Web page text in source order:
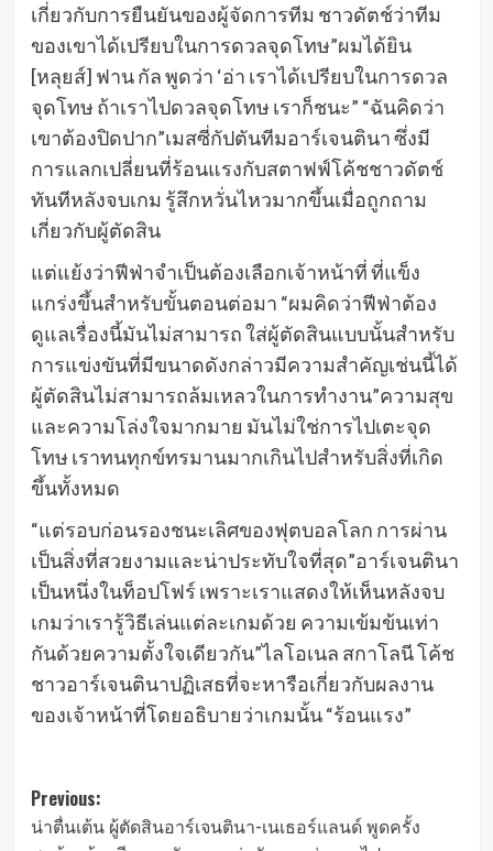
เกี่ยวกับการยืนยันของผู้จัดการทีม ชาวดัตช์ว่าทีม
ของเขาได้เปรียบในการดวลจุดโทษ”ผมได้ยิน
[หลุยส์] ฟาน กัล พูดว่า ‘อ่า เราได้เปรียบในการดวล
จุดโทษ ถ้าเราไปดวลจุดโทษ เราก็ชนะ” “ฉันคิดว่า
เขาต้องปิดปาก”เมสซี่กัปตันทีมอาร์เจนตินา ซึ่งมี
การแลกเปลี่ยนที่ร้อนแรงกับสตาฟฟ์โค้ชชาวดัตช์
ทันทีหลังจบเกม รู้สึกหวั่นไหวมากขึ้นเมื่อถูกถาม
เกี่ยวกับผู้ตัดสิน
แต่แย้งว่าฟีฟ่าจําเป็นต้องเลือกเจ้าหน้าที่ ที่แข็ง
แกร่งขึ้นสําหรับขั้นตอนต่อมา “ผมคิดว่าฟีฟ่าต้อง
ดูแลเรื่องนี้มันไม่สามารถ ใส่ผู้ตัดสินแบบนั้นสําหรับ
การแข่งขันที่มีขนาดดังกล่าวมีความสําคัญเช่นนี้ได้
ผู้ตัดสินไม่สามารถล้มเหลวในการทํางาน”ความสุข
และความโล่งใจมากมาย มันไม่ใช่การไปเตะจุด
โทษ เราทนทุกข์ทรมานมากเกินไปสําหรับสิ่งที่เกิด
ขึ้นทั้งหมด
“แต่รอบก่อนรองชนะเลิศของฟุตบอลโลก การผ่าน
เป็นสิ่งที่สวยงามและน่าประทับใจที่สุด”อาร์เจนตินา
เป็นหนึ่งในท็อปโฟร์ เพราะเราแสดงให้เห็นหลังจบ
เกมว่าเรารู้วิธีเล่นแต่ละเกมด้วย ความเข้มข้นเท่า
กันด้วยความตั้งใจเดียวกัน”ไลโอเนล สกาโลนี โค้ช
ชาวอาร์เจนตินาปฏิเสธที่จะหารือเกี่ยวกับผลงาน
ของเจ้าหน้าที่โดยอธิบายว่าเกมนั้น “ร้อนแรง”
Post
navigation
Previous:
น่าตื่นเต้น ผู้ตัดสินอาร์เจนตินา-เนเธอร์แลนด์ พูดครั้ง